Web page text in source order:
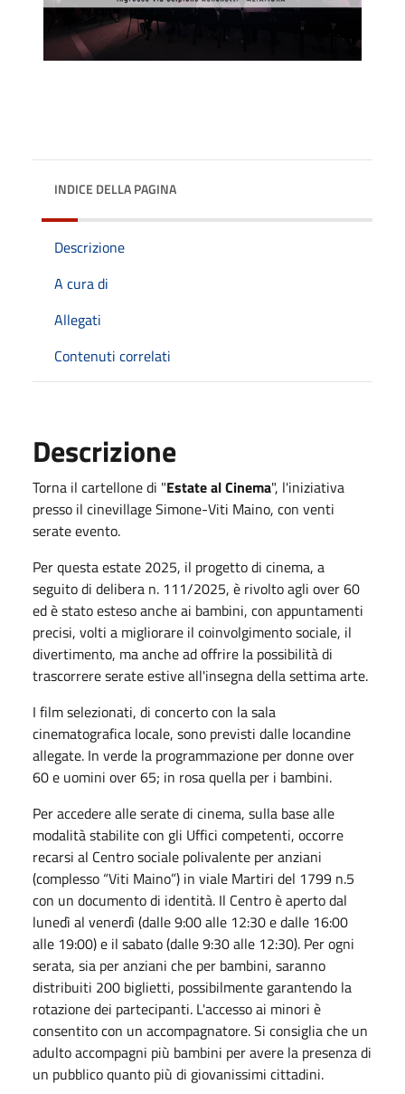
INDICE DELLA PAGINA
Descrizione
A cura di
Allegati
Contenuti correlati
Descrizione
Torna il cartellone di "Estate al Cinema", l'iniziativa
presso il cinevillage Simone-Viti Maino, con venti
serate evento.
Per questa estate 2025, il progetto di cinema, a
seguito di delibera n. 111/2025, è rivolto agli over 60
ed è stato esteso anche ai bambini, con appuntamenti
precisi, volti a migliorare il coinvolgimento sociale, il
divertimento, ma anche ad offrire la possibilità di
trascorrere serate estive all'insegna della settima arte.
I film selezionati, di concerto con la sala
cinematografica locale, sono previsti dalle locandine
allegate. In verde la programmazione per donne over
60 e uomini over 65; in rosa quella per i bambini.
Per accedere alle serate di cinema, sulla base alle
modalità stabilite con gli Uffici competenti, occorre
recarsi al Centro sociale polivalente per anziani
(complesso “Viti Maino”) in viale Martiri del 1799 n.5
con un documento di identità. Il Centro è aperto dal
lunedì al venerdì (dalle 9:00 alle 12:30 e dalle 16:00
alle 19:00) e il sabato (dalle 9:30 alle 12:30). Per ogni
serata, sia per anziani che per bambini, saranno
distribuiti 200 biglietti, possibilmente garantendo la
rotazione dei partecipanti. L'accesso ai minori è
consentito con un accompagnatore. Si consiglia che un
adulto accompagni più bambini per avere la presenza di
un pubblico quanto più di giovanissimi cittadini.